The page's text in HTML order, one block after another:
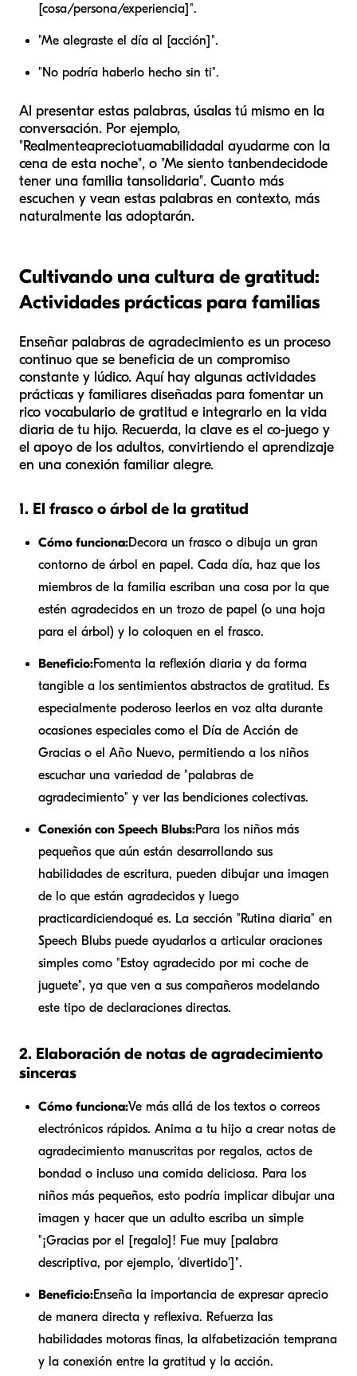
[cosa/persona/experiencia]".
"Me alegraste el día al [acción]".
"No podría haberlo hecho sin ti".
Al presentar estas palabras, úsalas tú mismo en la
conversación. Por ejemplo,
"Realmenteapreciotuamabilidadal ayudarme con la
cena de esta noche", o "Me siento tanbendecidode
tener una familia tansolidaria". Cuanto más
escuchen y vean estas palabras en contexto, más
naturalmente las adoptarán.
Cultivando una cultura de gratitud:
Actividades prácticas para familias
Enseñar palabras de agradecimiento es un proceso
continuo que se beneficia de un compromiso
constante y lúdico. Aquí hay algunas actividades
prácticas y familiares diseñadas para fomentar un
rico vocabulario de gratitud e integrarlo en la vida
diaria de tu hijo. Recuerda, la clave es el co-juego y
el apoyo de los adultos, convirtiendo el aprendizaje
en una conexión familiar alegre.
1. El frasco o árbol de la gratitud
Cómo funciona:Decora un frasco o dibuja un gran
contorno de árbol en papel. Cada día, haz que los
miembros de la familia escriban una cosa por la que
estén agradecidos en un trozo de papel (o una hoja
para el árbol) y lo coloquen en el frasco.
Beneficio:Fomenta la reflexión diaria y da forma
tangible a los sentimientos abstractos de gratitud. Es
especialmente poderoso leerlos en voz alta durante
ocasiones especiales como el Día de Acción de
Gracias o el Año Nuevo, permitiendo a los niños
escuchar una variedad de "palabras de
agradecimiento" y ver las bendiciones colectivas.
Conexión con Speech Blubs:Para los niños más
pequeños que aún están desarrollando sus
habilidades de escritura, pueden dibujar una imagen
de lo que están agradecidos y luego
practicardiciendoqué es. La sección "Rutina diaria" en
Speech Blubs puede ayudarlos a articular oraciones
simples como "Estoy agradecido por mi coche de
juguete", ya que ven a sus compañeros modelando
este tipo de declaraciones directas.
2. Elaboración de notas de agradecimiento
sinceras
Cómo funciona:Ve más allá de los textos o correos
electrónicos rápidos. Anima a tu hijo a crear notas de
agradecimiento manuscritas por regalos, actos de
bondad o incluso una comida deliciosa. Para los
niños más pequeños, esto podría implicar dibujar una
imagen y hacer que un adulto escriba un simple
"¡Gracias por el [regalo]! Fue muy [palabra
descriptiva, por ejemplo, 'divertido']".
Beneficio:Enseña la importancia de expresar aprecio
de manera directa y reflexiva. Refuerza las
habilidades motoras finas, la alfabetización temprana
y la conexión entre la gratitud y la acción.